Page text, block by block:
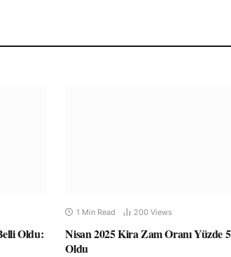
Oldu:
1 Min Read 200Views
Nisan 2025 Kira Zam Oranı Yüzde
Oldu